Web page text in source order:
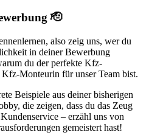
🫡
also zeig uns, wer du
in deiner Bewerbung
du der perfekte Kfz-
Monteurin für unser Team bist.
Beispiele aus deiner bisherigen
die zeigen, dass du das Zeug
– erzähl uns von
gemeistert hast!